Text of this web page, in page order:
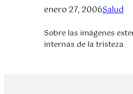
enero 27, 2006Salud
Sobre las imágenes
internas de la tristeza